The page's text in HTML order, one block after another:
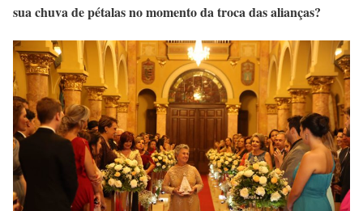
sua chuva de pétalas no momento da troca das alianças?